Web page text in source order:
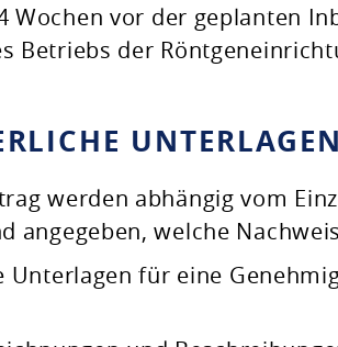
Wochen vor der geplanten
Betriebs der
UNTERLAGEN
werden abhängig vom
angegeben, welche
Unterlagen für eine